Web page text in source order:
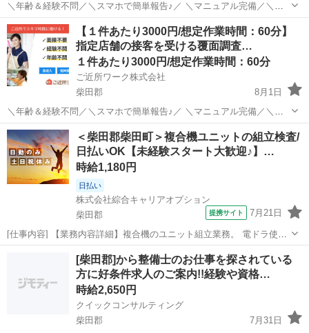
＼年齢＆経験不問／＼スマホで簡単報告♪／ ＼マニュアル完備／＼ス
キマ時間のお小遣い稼ぎにぴったり／ ※業務委託なので履歴書不要で
す。 指定店舗の接客を受ける覆面調査のお仕事のお仕事です♪ 指定店
舗へ訪問する覆面調査・報告...
宮城 柴田郡 その他
【１件あたり3000円/想定作業時間：60分】
指定店舗の接客を受ける覆面調査…
１件あたり3000円/想定作業時間：60分
ご近所ワーク株式会社
柴田郡
8月1日
＼年齢＆経験不問／＼スマホで簡単報告♪／ ＼マニュアル完備／＼ス
キマ時間のお小遣い稼ぎにぴったり／ ※業務委託なので履歴書不要で
す。 指定店舗の接客を受ける覆面調査のお仕事のお仕事です♪ 指定店
舗へ訪問する覆面調査・報告...
宮城 柴田郡 その他
＜柴田郡柴田町＞複合機ユニットの組立検査/
日払いOK【未経験スタート大歓迎♪】…
時給1,180円
日払い
株式会社綜合キャリアオプション
柴田郡
提携サイト 7月21日
[仕事内容] 【業務内容詳細】複合機のユニット組立業務。 電ドラ使用
しての組立検査のお仕事です。 【取扱製品情報】複合機 。＋お仕事探
しはコンシェルスタッフにおまかせ＋。 あなたのお仕事探しをしっか
りサポート！ たとえば...
工場
[柴田郡]から整備士のお仕事を探されている
方に好条件求人のご案内!!経験や資格…
時給2,650円
クイックコンサルティング
柴田郡
7月31日